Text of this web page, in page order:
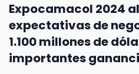
Expocamacol 2024
expectativas de
1.100 millones de
importantes